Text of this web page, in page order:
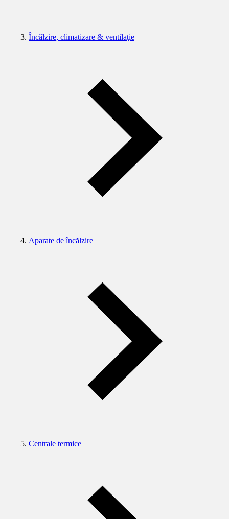
Încălzire, climatizare & ventilaţie
Aparate de încălzire
Centrale termice